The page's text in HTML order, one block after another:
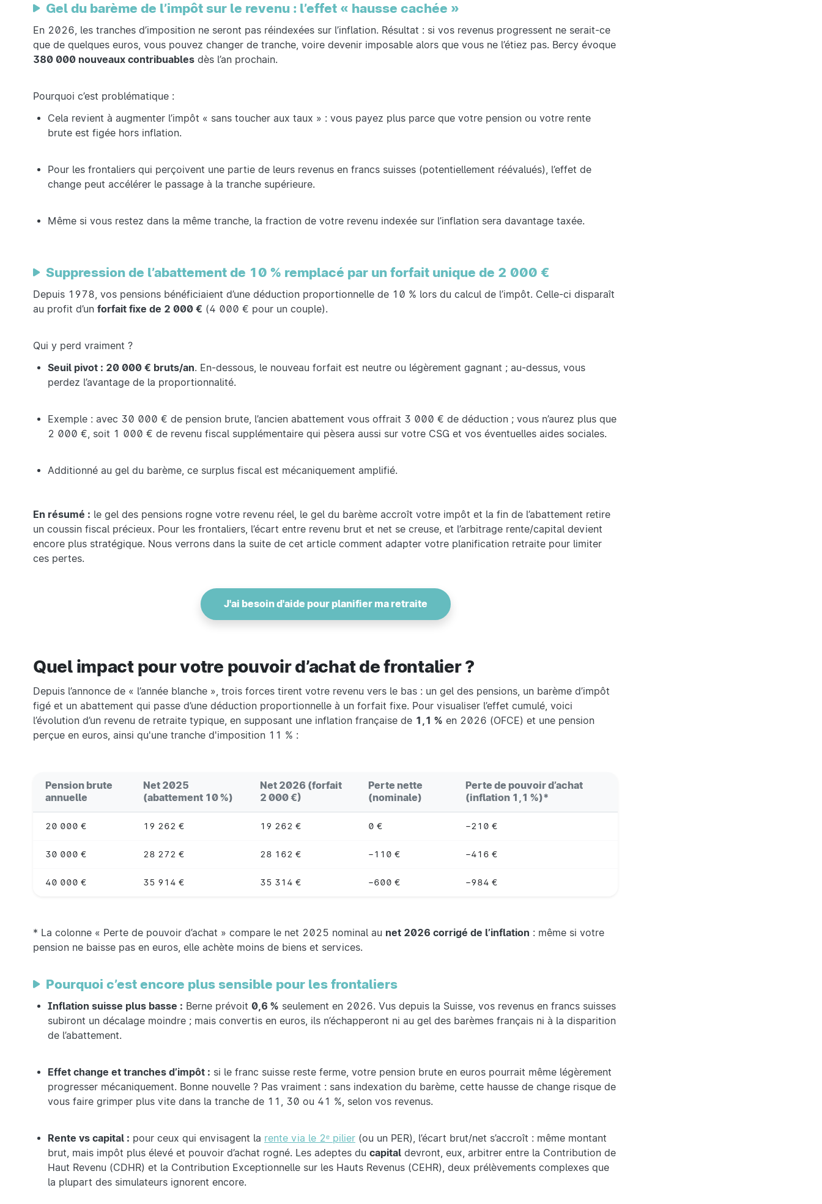
Gel du barème de l’impôt sur le revenu : l’effet « hausse cachée »
En 2026, les tranches d’imposition ne seront pas réindexées sur l’inflation. Résultat : si vos revenus progressent ne serait-ce
que de quelques euros, vous pouvez changer de tranche, voire devenir imposable alors que vous ne l’étiez pas. Bercy évoque
380 000 nouveaux contribuables dès l’an prochain.
Pourquoi c’est problématique :
Cela revient à augmenter l’impôt « sans toucher aux taux » : vous payez plus parce que votre pension ou votre rente
brute est figée hors inflation.
Pour les frontaliers qui perçoivent une partie de leurs revenus en francs suisses (potentiellement réévalués), l’effet de
change peut accélérer le passage à la tranche supérieure.
Même si vous restez dans la même tranche, la fraction de votre revenu indexée sur l’inflation sera davantage taxée.
Suppression de l’abattement de 10 % remplacé par un forfait unique de 2 000 €
Depuis 1978, vos pensions bénéficiaient d’une déduction proportionnelle de 10 % lors du calcul de l’impôt. Celle-ci disparaît
au profit d’un forfait fixe de 2 000 € (4 000 € pour un couple).
Qui y perd vraiment ?
Seuil pivot : 20 000 € bruts/an. En-dessous, le nouveau forfait est neutre ou légèrement gagnant ; au-dessus, vous
perdez l’avantage de la proportionnalité.
Exemple : avec 30 000 € de pension brute, l’ancien abattement vous offrait 3 000 € de déduction ; vous n’aurez plus que
2 000 €, soit 1 000 € de revenu fiscal supplémentaire qui pèsera aussi sur votre CSG et vos éventuelles aides sociales.
Additionné au gel du barème, ce surplus fiscal est mécaniquement amplifié.
En résumé : le gel des pensions rogne votre revenu réel, le gel du barème accroît votre impôt et la fin de l’abattement retire
un coussin fiscal précieux. Pour les frontaliers, l’écart entre revenu brut et net se creuse, et l’arbitrage rente/capital devient
encore plus stratégique. Nous verrons dans la suite de cet article comment adapter votre planification retraite pour limiter
ces pertes.
J'ai besoin d'aide pour planifier ma retraite
Quel impact pour votre pouvoir d’achat de frontalier ?
Depuis l’annonce de « l’année blanche », trois forces tirent votre revenu vers le bas : un gel des pensions, un barème d’impôt
figé et un abattement qui passe d’une déduction proportionnelle à un forfait fixe. Pour visualiser l’effet cumulé, voici
l’évolution d’un revenu de retraite typique, en supposant une inflation française de 1,1 % en 2026 (OFCE) et une pension
perçue en euros, ainsi qu'une tranche d'imposition 11 % :
Pension brute
annuelle
Net 2025
(abattement 10 %)
Net 2026 (forfait
2 000 €)
Perte nette
(nominale)
Perte de pouvoir d’achat
(inflation 1,1 %)*
20 000 € 19 262 € 19 262 € 0 € −210 €
30 000 € 28 272 € 28 162 € −110 € −416 €
40 000 € 35 914 € 35 314 € −600 € −984 €
* La colonne « Perte de pouvoir d’achat » compare le net 2025 nominal au net 2026 corrigé de l’inflation : même si votre
pension ne baisse pas en euros, elle achète moins de biens et services.
Pourquoi c’est encore plus sensible pour les frontaliers
Inflation suisse plus basse : Berne prévoit 0,6 % seulement en 2026. Vus depuis la Suisse, vos revenus en francs suisses
subiront un décalage moindre ; mais convertis en euros, ils n’échapperont ni au gel des barèmes français ni à la disparition
de l’abattement.
Effet change et tranches d’impôt : si le franc suisse reste ferme, votre pension brute en euros pourrait même légèrement
progresser mécaniquement. Bonne nouvelle ? Pas vraiment : sans indexation du barème, cette hausse de change risque de
vous faire grimper plus vite dans la tranche de 11, 30 ou 41 %, selon vos revenus.
Rente vs capital : pour ceux qui envisagent la rente via le 2ᵉ pilier (ou un PER), l’écart brut/net s’accroît : même montant
brut, mais impôt plus élevé et pouvoir d’achat rogné. Les adeptes du capital devront, eux, arbitrer entre la Contribution de
Haut Revenu (CDHR) et la Contribution Exceptionnelle sur les Hauts Revenus (CEHR), deux prélèvements complexes que
la plupart des simulateurs ignorent encore.